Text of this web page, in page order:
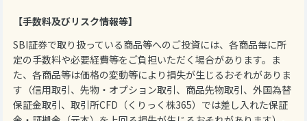
【手数料及びリスク情報等】
SBI証券で取り扱っている商品等へのご投資には、各商品毎に所
定の手数料や必要経費等をご負担いただく場合があります。ま
た、各商品等は価格の変動等により損失が生じるおそれがありま
す（信用取引、先物・オプション取引、商品先物取引、外国為替
保証金取引、取引所CFD（くりっく株365）では差し入れた保証